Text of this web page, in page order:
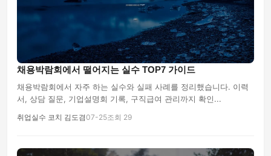
채용박람회에서 떨어지는 실수 TOP7 가이드
채용박람회에서 자주 하는 실수와 실패 사례를 정리했습니다. 이력
서, 상담 질문, 기업설명회 기록, 구직급여 관리까지 확인...
취업실수 코치 김도겸07-25조회 29